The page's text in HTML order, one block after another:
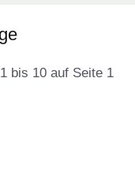
bis 10 auf Seite 1